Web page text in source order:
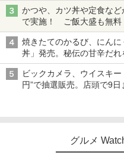
かつや、カツ丼や定食な
で実施！ ご飯大盛も無料
焼きたてのかるび、にん
丼」発売。秘伝の甘辛だ
ビックカメラ、ウイスキ
円”で抽選販売。店頭で9日
グルメ